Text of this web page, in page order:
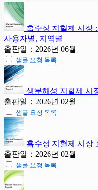
흡수성 지혈제 시장
사용자별, 지역별
출판일：2026년 06월
샘플 요청 목록
생분해성 지혈제 시
출판일：2026년 02월
샘플 요청 목록
흡수성 지혈제 시장
출판일：2026년 02월
샘플 요청 목록